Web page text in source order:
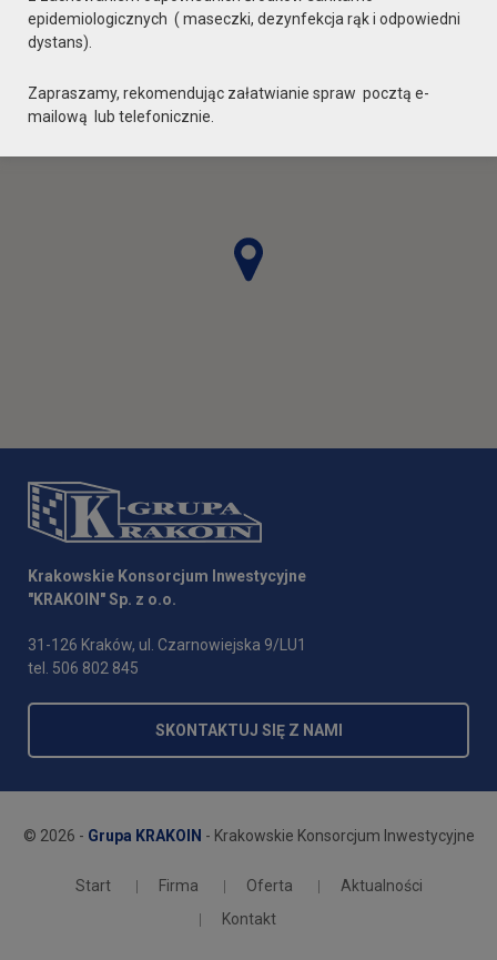
Krakowskie Konsorcjum Inwestycyjne
"KRAKOIN" Sp. z o.o.
31-126 Kraków, ul. Czarnowiejska 9/LU1
tel. 506 802 845
SKONTAKTUJ SIĘ Z NAMI
© 2026 - Grupa KRAKOIN - Krakowskie Konsorcjum Inwestycyjne
Start Firma Oferta
Aktualności
Kontakt
epidemiologicznych ( maseczki, dezynfekcja rąk i odpowiedni
dystans).
Zapraszamy, rekomendując załatwianie spraw pocztą e-
mailową lub telefonicznie.